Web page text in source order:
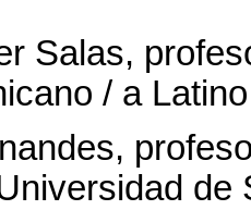
Salas,
/ a
de